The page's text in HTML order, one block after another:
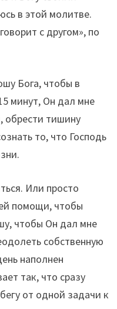
в этой молитве.
с другом», по
Бога, чтобы в
минут, Он дал мне
обрести тишину
то, что Господь
Или просто
помощи, чтобы
чтобы Он дал мне
собственную
наполнен
так, что сразу
от одной задачи к